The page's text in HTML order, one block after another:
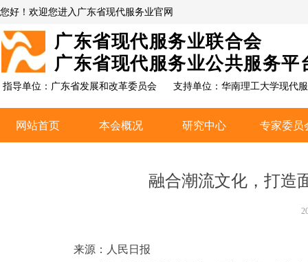
指导单位：广东省发展和改革委员会 支持单位： 华南理工大学现代
您好！欢迎您进入广东省现代服务业官网
网站首页 本会概况 研究中心 专家委员
广东省现代服务业联合会
广东省现代服务业公共服务平
融合潮流文化，打造
来源：人民日报